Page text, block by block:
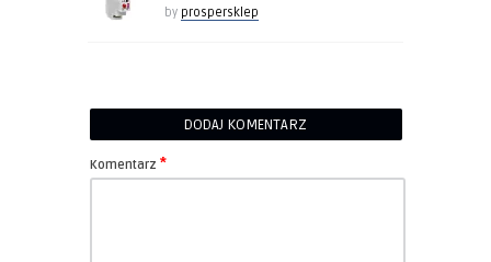
by prospersklep
DODAJ KOMENTARZ
Komentarz *